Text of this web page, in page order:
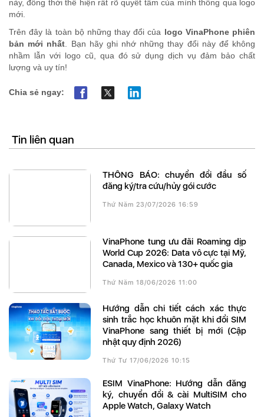
này, đồng thời thể hiện rất rõ quyết tâm của mình thông qua logo
mới.
Trên đây là toàn bộ những thay đổi của logo VinaPhone phiên
bản mới nhất . Bạn hãy ghi nhớ những thay đổi này để không
nhầm lẫn với logo cũ, qua đó sử dụng dịch vụ đảm bảo chất
lượng và uy tín!
Chia sẻ ngay:
Tin liên quan
THÔNG BÁO: chuyển đổi đầu số
đăng ký/tra cứu/hủy gói cước
Thứ Năm 23/07/2026 16:59
VinaPhone tung ưu đãi Roaming dịp
World Cup 2026: Data vô cực tại Mỹ,
Canada, Mexico và 130+ quốc gia
Thứ Năm 18/06/2026 11:00
Hướng dẫn chi tiết cách xác thực
sinh trắc học khuôn mặt khi đổi SIM
VinaPhone sang thiết bị mới (Cập
nhật quy định 2026)
Thứ Tư 17/06/2026 10:15
eSIM VinaPhone: Hướng dẫn đăng
ký, chuyển đổi & cài MultiSIM cho
Apple Watch, Galaxy Watch